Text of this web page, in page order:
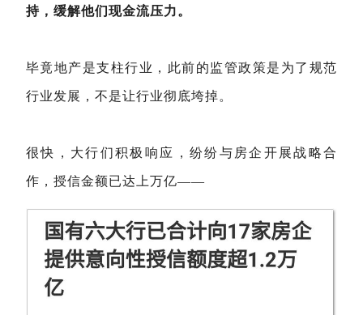
持，缓解他们现金流压力。
毕竟地产是支柱行业，此前的监管政策是为了规范
行业发展，不是让行业彻底垮掉。
很快，大行们积极响应，纷纷与房企开展战略合
作，授信金额已达上万亿——